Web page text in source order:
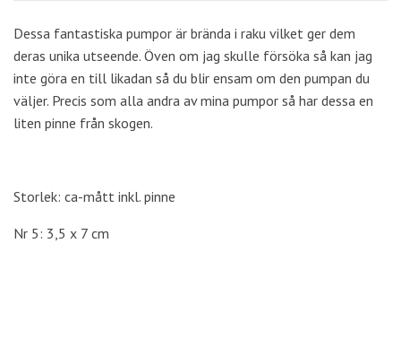
Dessa fantastiska pumpor är brända i raku vilket ger dem
deras unika utseende. Öven om jag skulle försöka så kan jag
inte göra en till likadan så du blir ensam om den pumpan du
väljer. Precis som alla andra av mina pumpor så har dessa en
liten pinne från skogen.
Storlek: ca-mått inkl. pinne
Nr 5: 3,5 x 7 cm